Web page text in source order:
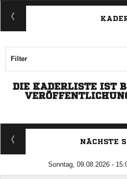
ANZEIGE
Filter
DIE KADERLISTE IST
NÄCHSTE
Sonntag, 09.08.2026 -